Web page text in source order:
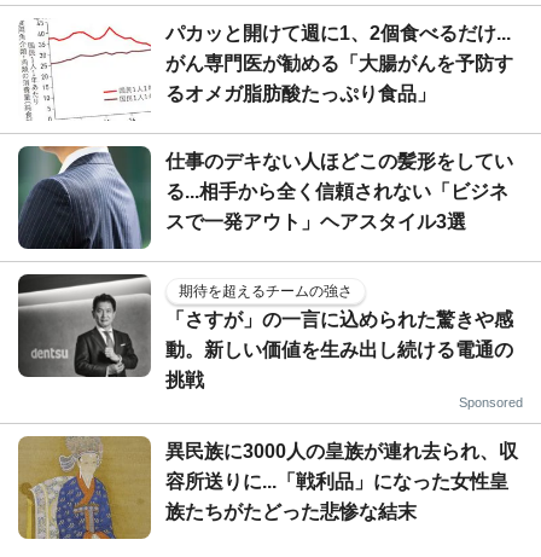
パカッと開けて週に1、2個食べるだけ...
がん専門医が勧める「大腸がんを予防す
るオメガ脂肪酸たっぷり食品」
仕事のデキない人ほどこの髪形をしてい
る...相手から全く信頼されない「ビジネ
スで一発アウト」ヘアスタイル3選
期待を超えるチームの強さ
「さすが」の一言に込められた驚きや感
動。新しい価値を生み出し続ける電通の
挑戦
Sponsored
異民族に3000人の皇族が連れ去られ、収
容所送りに...「戦利品」になった女性皇
族たちがたどった悲惨な結末